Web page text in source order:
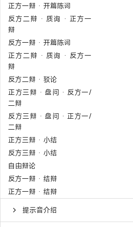
正方一辩 · 开篇陈词
反方二辩 · 质询 · 正方一
辩
反方一辩 · 开篇陈词
正方二辩 · 质询 · 反方一
辩
反方二辩 · 驳论
正方三辩 · 盘问 · 反方一/
二辩
反方三辩 · 盘问 · 正方一/
二辩
正方三辩 · 小结
反方三辩 · 小结
自由辩论
反方一辩 · 结辩
正方一辩 · 结辩
提示音介绍